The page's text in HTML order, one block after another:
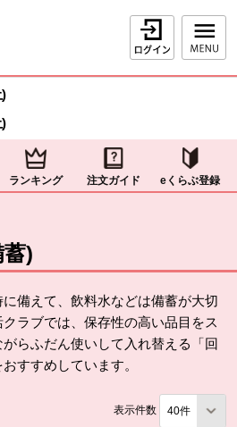
ログイン
ーです。
ップする
ランキング 注文ガイド eくらぶ登録
)
に備えて、飲料水などは備蓄が大切
クラブでは、保存性の高い品目をス
がらふだん使いして入れ替える「回
すすめしています。
表示件数